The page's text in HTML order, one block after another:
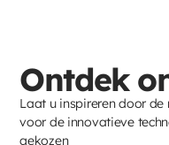
Ontdek
Laat u inspireren door
voor de innovatieve
gekozen